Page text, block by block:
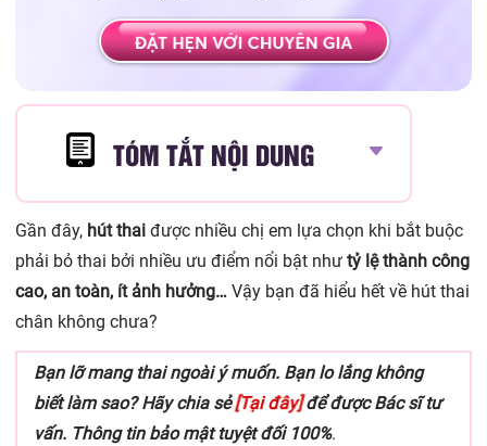
TÓM TẮT NỘI DUNG
Gần đây, hút thai được nhiều chị em lựa chọn khi bắt buộc
phải bỏ thai bởi nhiều ưu điểm nổi bật như tỷ lệ thành công
cao, an toàn, ít ảnh hưởng… Vậy bạn đã hiểu hết về hút thai
chân không chưa?
Bạn lỡ mang thai ngoài ý muốn. Bạn lo lắng không
biết làm sao? Hãy chia sẻ[Tại đây]để được Bác sĩ tư
vấn. Thông tin bảo mật tuyệt đối 100%.